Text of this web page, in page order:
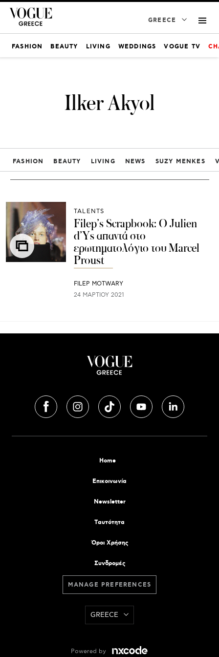
GREECE
FASHION BEAUTY LIVING WEDDINGS VOGUE TV
Ilker Akyol
FASHION BEAUTY LIVING NEWS SUZY MENKES
TALENTS
Filep’s Scrapbook: Ο Julien
d’Ys απαντά στο
ερωτηματολόγιο του Marcel
Proust
FILEP MOTWARY
24 ΜΑΡΤΊΟΥ 2021
Home
Επικοινωνία
Newsletter
Tαυτότητα
Όροι Χρήσης
Συνδρομές
MANAGE PREFERENCES
GREECE
Powered by